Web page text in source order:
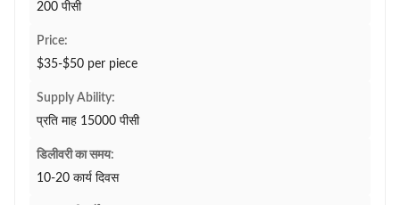
200 पीसी
Price:
$35-$50 per piece
Supply Ability:
प्रति माह 15000 पीसी
डिलीवरी का समय:
10-20 कार्य दिवस